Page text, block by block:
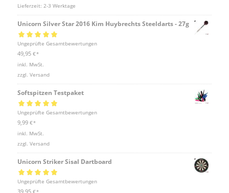
Lieferzeit: 2-3 Werktage
Unicorn Silver Star 2016 Kim Huybrechts Steeldarts - 27g
Bewertet mit
5.00von 5
Ungeprüfte Gesamtbewertungen
49,95 €*
inkl. MwSt.
zzgl. Versand
Softspitzen Testpaket
Bewertet mit
5.00von 5
Ungeprüfte Gesamtbewertungen
9,99 €*
inkl. MwSt.
zzgl. Versand
Unicorn Striker Sisal Dartboard
Bewertet mit
5.00von 5
Ungeprüfte Gesamtbewertungen
39,95 €